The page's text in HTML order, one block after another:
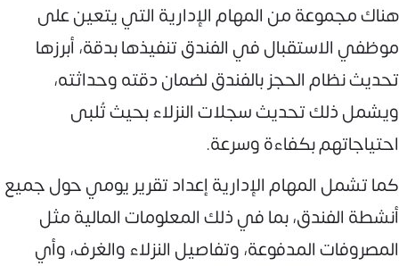
هناك مجموعة من المهام الإدارية التي يتعين على
موظفي الاستقبال في الفندق تنفيذها بدقة، أبرزها
تحديث نظام الحجز بالفندق لضمان دقته وحداثته،
ويشمل ذلك تحديث سجلات النزلاء بحيث تُلبى
احتياجاتهم بكفاءة وسرعة.
كما تشمل المهام الإدارية إعداد تقرير يومي حول جميع
أنشطة الفندق، بما في ذلك المعلومات المالية مثل
المصروفات المدفوعة، وتفاصيل النزلاء والغرف، وأي